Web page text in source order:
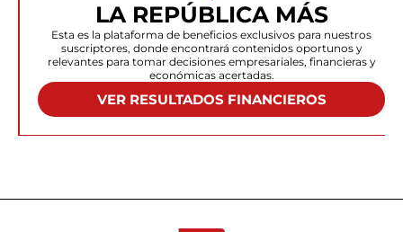
LA REPÚBLICA MÁS
Esta es la plataforma de beneficios exclusivos para nuestros
suscriptores, donde encontrará contenidos oportunos y
relevantes para tomar decisiones empresariales, financieras y
económicas acertadas.
VER RESULTADOS FINANCIEROS